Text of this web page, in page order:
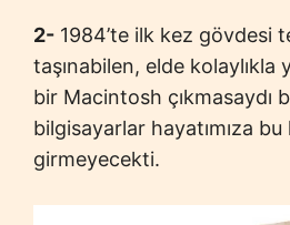
2- 1984’te ilk kez gövdesi
taşınabilen, elde kolaylıkla
bir Macintosh çıkmasaydı
bilgisayarlar hayatımıza bu
girmeyecekti.